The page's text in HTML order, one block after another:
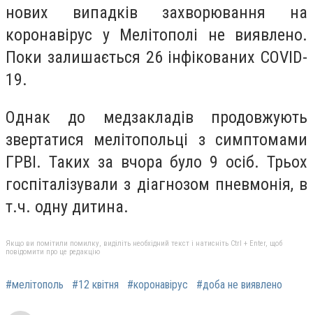
нових випадків захворювання на
коронавірус у Мелітополі не виявлено.
Поки залишається 26 інфікованих COVID-
19.
Однак до медзакладів продовжують
звертатися мелітопольці з симптомами
ГРВІ. Таких за вчора було 9 осіб. Трьох
госпіталізували з діагнозом пневмонія, в
т.ч. одну дитина.
Якщо ви помітили помилку, виділіть необхідний текст і натисніть Ctrl + Enter, щоб
повідомити про це редакцію
#мелітополь #12 квітня #коронавірус #доба не виявлено